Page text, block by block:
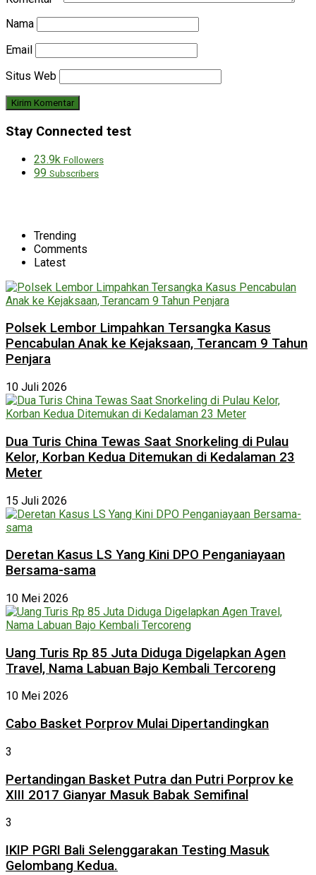
Nama
Email
Situs Web
Stay Connected test
23.9k Followers
99 Subscribers
Trending
Comments
Latest
Polsek Lembor Limpahkan Tersangka Kasus
Pencabulan Anak ke Kejaksaan, Terancam 9 Tahun
Penjara
10 Juli 2026
Dua Turis China Tewas Saat Snorkeling di Pulau
Kelor, Korban Kedua Ditemukan di Kedalaman 23
Meter
15 Juli 2026
Deretan Kasus LS Yang Kini DPO Penganiayaan
Bersama-sama
10 Mei 2026
Uang Turis Rp 85 Juta Diduga Digelapkan Agen
Travel, Nama Labuan Bajo Kembali Tercoreng
10 Mei 2026
Cabo Basket Porprov Mulai Dipertandingkan
3
Pertandingan Basket Putra dan Putri Porprov ke
XIII 2017 Gianyar Masuk Babak Semifinal
3
IKIP PGRI Bali Selenggarakan Testing Masuk
Gelombang Kedua.